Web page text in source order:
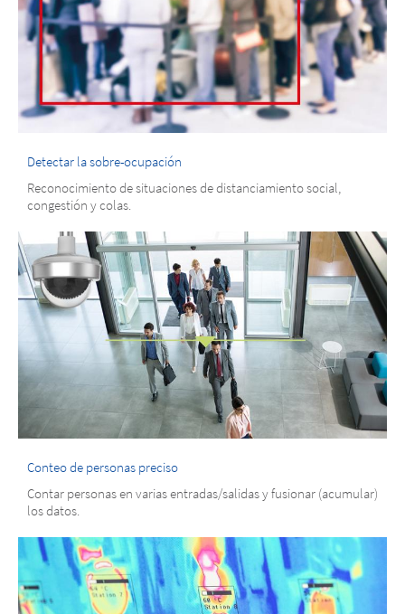
Detectar la sobre-ocupación
Reconocimiento de situaciones de distanciamiento social,
congestión y colas.
Conteo de personas preciso
Contar personas en varias entradas/salidas y fusionar (acumular)
los datos.